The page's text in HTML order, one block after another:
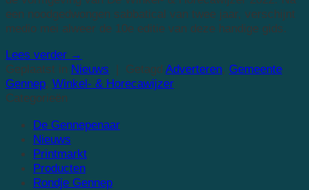
een noodgedwongen sabbatical van twee jaar, verschijnt
medio mei alweer de 10e editie van deze handige gids.
Lees verder →
Geplaatst in Nieuws | Getagd Adverteren, Gemeente
Gennep, Winkel- & Horecawijzer
Categorieën
De Gennepenaar
Nieuws
Printmarkt
Producten
Rondje Gennep